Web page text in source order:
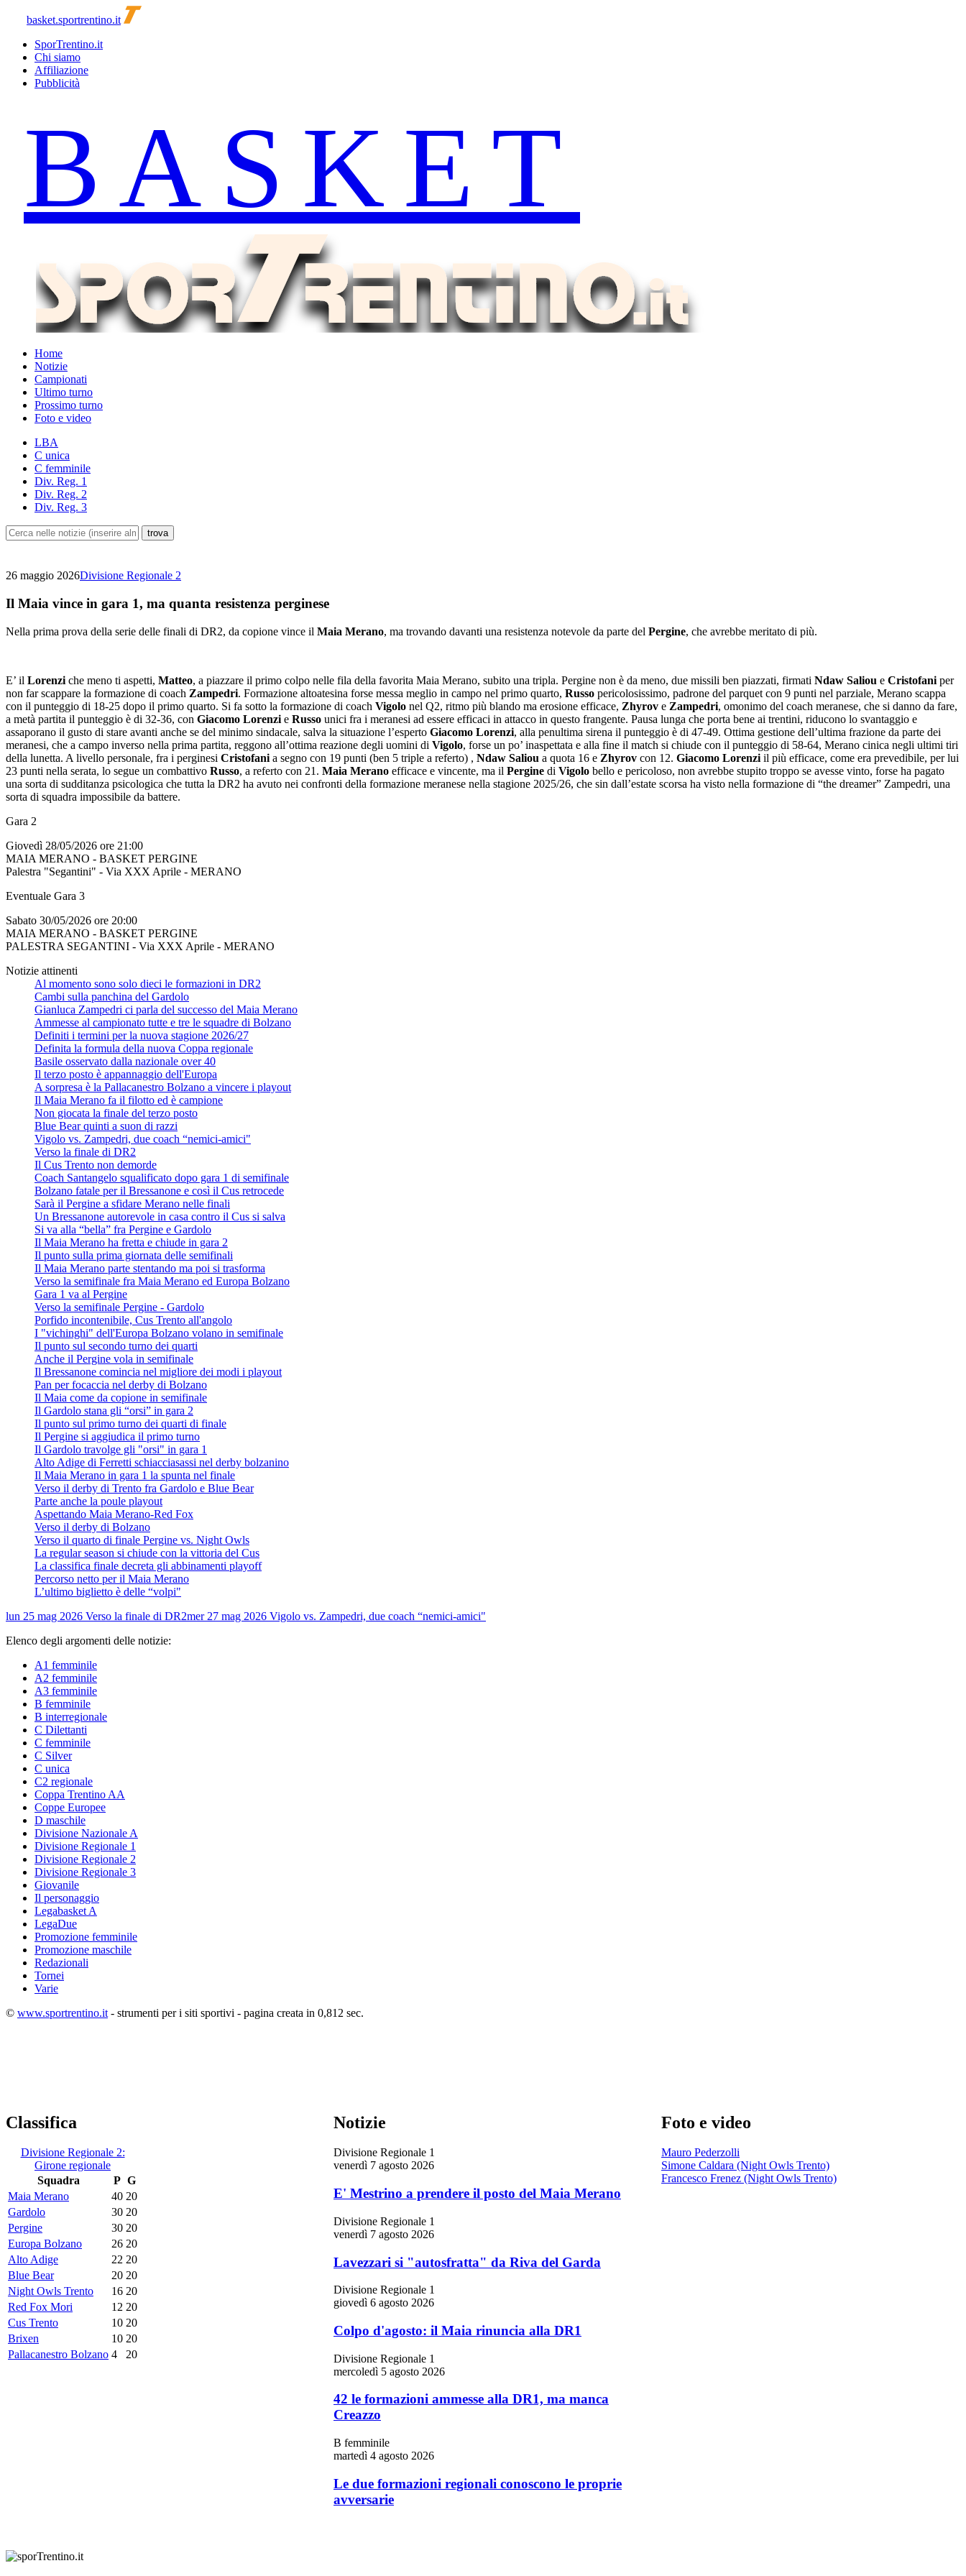
basket.sportrentino.it
SporTrentino.it
Chi siamo
Affiliazione
Pubblicità
Home
Notizie
Campionati
Ultimo turno
Prossimo turno
Foto e video
LBA
C unica
C femminile
Div. Reg. 1
Div. Reg. 2
Div. Reg. 3
26 maggio 2026Divisione Regionale 2
Il Maia vince in gara 1, ma quanta resistenza perginese
Nella prima prova della serie delle finali di DR2, da copione vince il Maia Merano, ma trovando davanti una resistenza notevole da parte del Pergine, che avrebbe meritato di più.
E’ il Lorenzi che meno ti aspetti, Matteo, a piazzare il primo colpo nelle fila della favorita Maia Merano, subito una tripla. Pergine non è da meno, due missili ben piazzati, firmati Ndaw Saliou e Cristofani per
non far scappare la formazione di coach Zampedri. Formazione altoatesina forse messa meglio in campo nel primo quarto, Russo pericolosissimo, padrone del parquet con 9 punti nel parziale, Merano scappa
con il punteggio di 18-25 dopo il primo quarto. Si fa sotto la formazione di coach Vigolo nel Q2, ritmo più blando ma erosione efficace, Zhyrov e Zampedri, omonimo del coach meranese, che si danno da fare,
a metà partita il punteggio è di 32-36, con Giacomo Lorenzi e Russo unici fra i meranesi ad essere efficaci in attacco in questo frangente. Pausa lunga che porta bene ai trentini, riducono lo svantaggio e
assaporano il gusto di stare avanti anche se del minimo sindacale, salva la situazione l’esperto Giacomo Lorenzi, alla penultima sirena il punteggio è di 47-49. Ottima gestione dell’ultima frazione da parte dei
meranesi, che a campo inverso nella prima partita, reggono all’ottima reazione degli uomini di Vigolo, forse un po’ inaspettata e alla fine il match si chiude con il punteggio di 58-64, Merano cinica negli ultimi tiri
della lunetta. A livello personale, fra i perginesi Cristofani a segno con 19 punti (ben 5 triple a referto) , Ndaw Saliou a quota 16 e Zhyrov con 12. Giacomo Lorenzi il più efficace, come era prevedibile, per lui
23 punti nella serata, lo segue un combattivo Russo, a referto con 21. Maia Merano efficace e vincente, ma il Pergine di Vigolo bello e pericoloso, non avrebbe stupito troppo se avesse vinto, forse ha pagato
una sorta di sudditanza psicologica che tutta la DR2 ha avuto nei confronti della formazione meranese nella stagione 2025/26, che sin dall’estate scorsa ha visto nella formazione di “the dreamer” Zampedri, una
sorta di squadra impossibile da battere.
Gara 2
Giovedì 28/05/2026 ore 21:00
MAIA MERANO - BASKET PERGINE
Palestra "Segantini" - Via XXX Aprile - MERANO
Eventuale Gara 3
Sabato 30/05/2026 ore 20:00
MAIA MERANO - BASKET PERGINE
PALESTRA SEGANTINI - Via XXX Aprile - MERANO
Notizie attinenti
Al momento sono solo dieci le formazioni in DR2
Cambi sulla panchina del Gardolo
Gianluca Zampedri ci parla del successo del Maia Merano
Ammesse al campionato tutte e tre le squadre di Bolzano
Definiti i termini per la nuova stagione 2026/27
Definita la formula della nuova Coppa regionale
Basile osservato dalla nazionale over 40
Il terzo posto è appannaggio dell'Europa
A sorpresa è la Pallacanestro Bolzano a vincere i playout
Il Maia Merano fa il filotto ed è campione
Non giocata la finale del terzo posto
Blue Bear quinti a suon di razzi
Vigolo vs. Zampedri, due coach “nemici-amici"
Verso la finale di DR2
Il Cus Trento non demorde
Coach Santangelo squalificato dopo gara 1 di semifinale
Bolzano fatale per il Bressanone e così il Cus retrocede
Sarà il Pergine a sfidare Merano nelle finali
Un Bressanone autorevole in casa contro il Cus si salva
Si va alla “bella” fra Pergine e Gardolo
Il Maia Merano ha fretta e chiude in gara 2
Il punto sulla prima giornata delle semifinali
Il Maia Merano parte stentando ma poi si trasforma
Verso la semifinale fra Maia Merano ed Europa Bolzano
Gara 1 va al Pergine
Verso la semifinale Pergine - Gardolo
Porfido incontenibile, Cus Trento all'angolo
I "vichinghi" dell'Europa Bolzano volano in semifinale
Il punto sul secondo turno dei quarti
Anche il Pergine vola in semifinale
Il Bressanone comincia nel migliore dei modi i playout
Pan per focaccia nel derby di Bolzano
Il Maia come da copione in semifinale
Il Gardolo stana gli “orsi” in gara 2
Il punto sul primo turno dei quarti di finale
Il Pergine si aggiudica il primo turno
Il Gardolo travolge gli "orsi" in gara 1
Alto Adige di Ferretti schiacciasassi nel derby bolzanino
Il Maia Merano in gara 1 la spunta nel finale
Verso il derby di Trento fra Gardolo e Blue Bear
Parte anche la poule playout
Aspettando Maia Merano-Red Fox
Verso il derby di Bolzano
Verso il quarto di finale Pergine vs. Night Owls
La regular season si chiude con la vittoria del Cus
La classifica finale decreta gli abbinamenti playoff
Percorso netto per il Maia Merano
L’ultimo biglietto è delle “volpi"
lun 25 mag 2026 Verso la finale di DR2mer 27 mag 2026 Vigolo vs. Zampedri, due coach “nemici-amici"
Elenco degli argomenti delle notizie:
A1 femminile
A2 femminile
A3 femminile
B femminile
B interregionale
C Dilettanti
C femminile
C Silver
C unica
C2 regionale
Coppa Trentino AA
Coppe Europee
D maschile
Divisione Nazionale A
Divisione Regionale 1
Divisione Regionale 2
Divisione Regionale 3
Giovanile
Il personaggio
Legabasket A
LegaDue
Promozione femminile
Promozione maschile
Redazionali
Tornei
Varie
© www.sportrentino.it - strumenti per i siti sportivi - pagina creata in 0,812 sec.
Classifica
Divisione Regionale 2:
Girone regionale
Squadra
P G
Maia Merano
40 20
Gardolo
30 20
Pergine
30 20
Europa Bolzano
26 20
Alto Adige
22 20
Blue Bear
20 20
Night Owls Trento
16 20
Red Fox Mori
12 20
Cus Trento
10 20
Brixen
10 20
Pallacanestro Bolzano 4 20
Notizie
Divisione Regionale 1
venerdì 7 agosto 2026
E' Mestrino a prendere il posto del Maia Merano
Divisione Regionale 1
venerdì 7 agosto 2026
Lavezzari si "autosfratta" da Riva del Garda
Divisione Regionale 1
giovedì 6 agosto 2026
Colpo d'agosto: il Maia rinuncia alla DR1
Divisione Regionale 1
mercoledì 5 agosto 2026
42 le formazioni ammesse alla DR1, ma manca
Creazzo
B femminile
martedì 4 agosto 2026
Le due formazioni regionali conoscono le proprie
avversarie
Foto e video
Mauro Pederzolli
Simone Caldara (Night Owls Trento)
Francesco Frenez (Night Owls Trento)